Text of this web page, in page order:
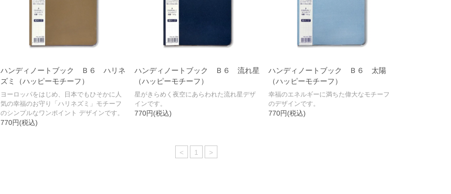
ハンディノートブック Ｂ６ ハリネ
ズミ（ハッピーモチーフ）
ヨーロッパをはじめ、日本でもひそかに人
気の幸福のお守り「ハリネズミ」モチーフ
のシンプルなワンポイント デザインです。
770円(税込)
ハンディノートブック Ｂ６ 流れ星
（ハッピーモチーフ）
星がきらめく夜空にあらわれた流れ星デザ
インです。
770円(税込)
ハンディノートブック Ｂ６ 太陽
（ハッピーモチーフ）
幸福のエネルギーに満ちた偉大なモチーフ
のデザインです。
770円(税込)
< 1 >